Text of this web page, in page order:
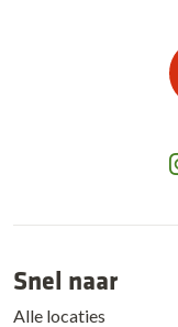
Snel naar
Alle locaties